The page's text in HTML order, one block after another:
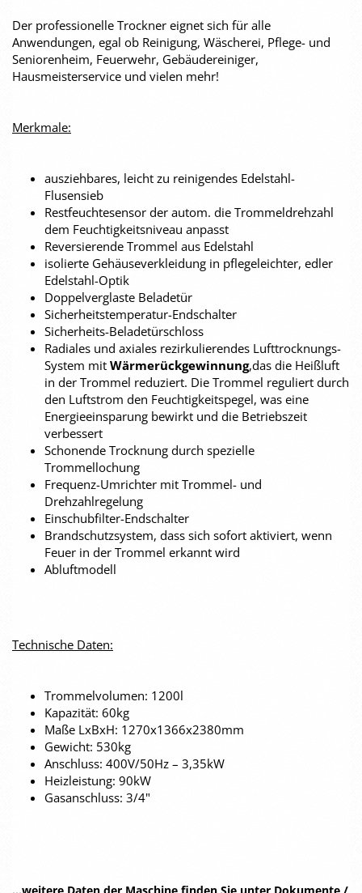
Der professionelle Trockner eignet sich für alle
Anwendungen, egal ob Reinigung, Wäscherei, Pflege- und
Seniorenheim, Feuerwehr, Gebäudereiniger,
Hausmeisterservice und vielen mehr!
Merkmale:
ausziehbares, leicht zu reinigendes Edelstahl-
Flusensieb
Restfeuchtesensor der autom. die Trommeldrehzahl
dem Feuchtigkeitsniveau anpasst
Reversierende Trommel aus Edelstahl
isolierte Gehäuseverkleidung in pflegeleichter, edler
Edelstahl-Optik
Doppelverglaste Beladetür
Sicherheitstemperatur-Endschalter
Sicherheits-Beladetürschloss
Radiales und axiales rezirkulierendes Lufttrocknungs-
System mit Wärmerückgewinnung,das die Heißluft
in der Trommel reduziert. Die Trommel reguliert durch
den Luftstrom den Feuchtigkeitspegel, was eine
Energieeinsparung bewirkt und die Betriebszeit
verbessert
Schonende Trocknung durch spezielle
Trommellochung
Frequenz-Umrichter mit Trommel- und
Drehzahlregelung
Einschubfilter-Endschalter
Brandschutzsystem, dass sich sofort aktiviert, wenn
Feuer in der Trommel erkannt wird
Abluftmodell
Technische Daten:
Trommelvolumen: 1200l
Kapazität: 60kg
Maße LxBxH: 1270x1366x2380mm
Gewicht: 530kg
Anschluss: 400V/50Hz – 3,35kW
Heizleistung: 90kW
Gasanschluss: 3/4"